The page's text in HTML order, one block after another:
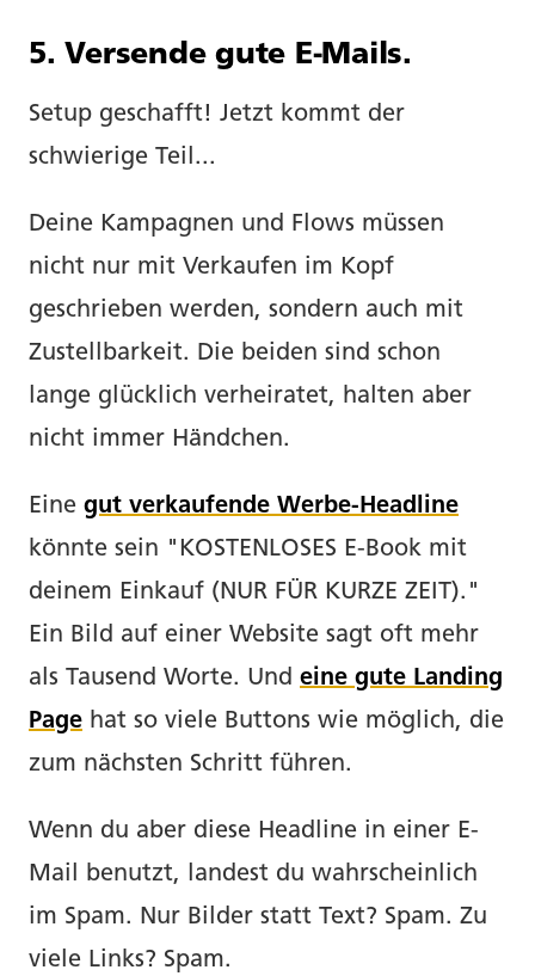
5. Versende gute E-Mails.
Setup geschafft! Jetzt kommt der
schwierige Teil...
Deine Kampagnen und Flows müssen
nicht nur mit Verkaufen im Kopf
geschrieben werden, sondern auch mit
Zustellbarkeit. Die beiden sind schon
lange glücklich verheiratet, halten aber
nicht immer Händchen.
Eine gut verkaufende Werbe-Headline
könnte sein "KOSTENLOSES E-Book mit
deinem Einkauf (NUR FÜR KURZE ZEIT)."
Ein Bild auf einer Website sagt oft mehr
als Tausend Worte. Und eine gute Landing
Page hat so viele Buttons wie möglich, die
zum nächsten Schritt führen.
Wenn du aber diese Headline in einer E-
Mail benutzt, landest du wahrscheinlich
im Spam. Nur Bilder statt Text? Spam. Zu
viele Links? Spam.